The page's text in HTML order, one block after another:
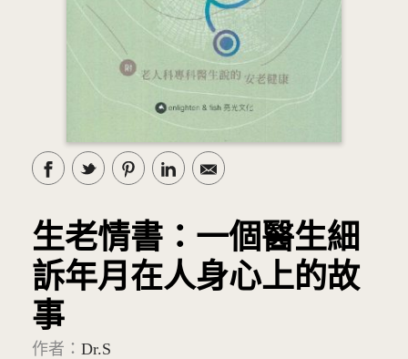
生老情書：一個醫生細
訴年月在人身心上的故
事
作者： Dr.S